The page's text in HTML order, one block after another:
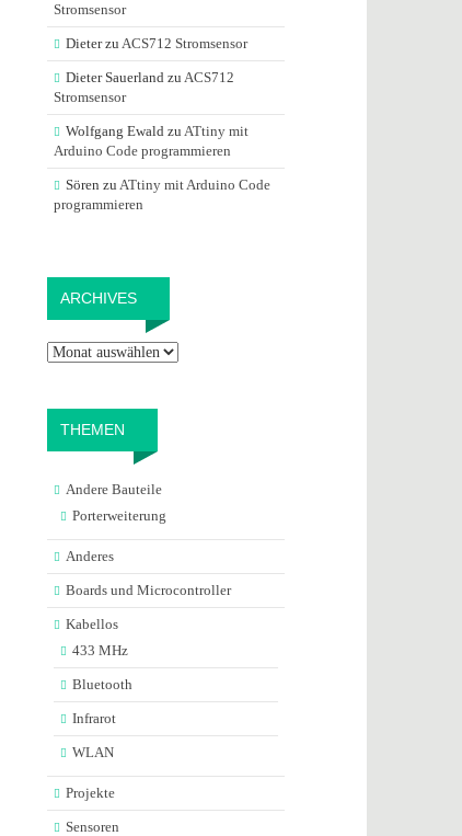
Stromsensor
Dieterzu ACS712 Stromsensor
Dieter Sauerlandzu ACS712
Stromsensor
Wolfgang Ewaldzu ATtiny mit
Arduino Code programmieren
Sören zu ATtiny mit Arduino Code
programmieren
ARCHIVES
THEMEN
Andere Bauteile
Porterweiterung
Anderes
Boards und Microcontroller
Kabellos
433 MHz
Bluetooth
Infrarot
WLAN
Projekte
Sensoren